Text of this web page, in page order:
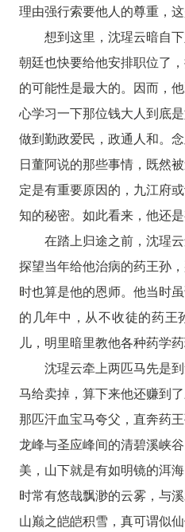
理由强行索要他人的尊重，这
想到这里，沈瑆云暗自
朝廷也快要给他安排职位了
的可能性是最大的。因而，
心学习一下那位钱大人到底
做到勤政爱民，政通人和。
日董阿说的那些事情，既然
定是有重要原因的，九江府
知的秘密。如此看来，他还
在踏上归途之前，沈瑆
探望当年给他治病的药王孙
时也算是他的恩师。他当时
的几年中，从不收徒的药王
儿，明里暗里教他各种药学
沈瑆云牵上两匹马先是
马给卖掉，算下来他还赚到
那匹汗血宝马夸父，直奔药
龙峰与圣应峰间的清碧溪峡
美，山下就是有如明镜的洱
时常有悠哉飘渺的云雾，与
山巅之皑皑积雪，真可谓似仙